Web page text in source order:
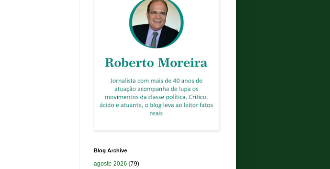
Blog Archive
agosto 2026 (79)